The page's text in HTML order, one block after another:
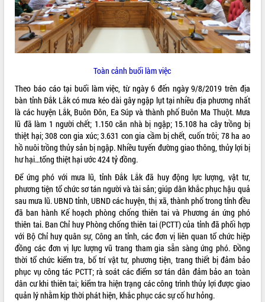
VIDEO
Loading the player...
Khám bệnh, cấp phát thuốc miễn phí
và tặng quà người dân xã Cư Pui
Hội nghị UBND tỉnh Đắk Lắk thường kỳ
tháng 7/2026
Toàn cảnh buổi làm việc
Theo báo cáo tại buổi làm việc, từ ngày 6 đến ngày 9/8/2019 trên địa
bàn tỉnh Đắk Lắk có mưa kéo dài gây ngập lụt tại nhiều địa phương nhất
là các huyện Lắk, Buôn Đôn, Ea Súp và thành phố Buôn Ma Thuột. Mưa
lũ đã làm 1 người chết; 1.150 căn nhà bị ngập; 15.108 ha cây trồng bị
thiệt hại; 308 con gia xúc; 3.631 con gia cầm bị chết, cuốn trôi; 78 ha ao
hồ nuôi trồng thủy sản bị ngập. Nhiều tuyến đường giao thông, thủy lợi bị
hư hại…tổng thiệt hại ước 424 tỷ đồng.
Để ứng phó với mưa lũ, tỉnh Đắk Lắk đã huy động lực lượng, vật tư,
phương tiện tổ chức sơ tán người và tài sản; giúp dân khắc phục hậu quả
sau mưa lũ. UBND tỉnh, UBND các huyện, thị xã, thành phố trong tỉnh đều
đã ban hành Kế hoạch phòng chống thiên tai và Phương án ứng phó
thiên tai. Ban Chỉ huy Phòng chống thiên tai (PCTT) của tỉnh đã phối hợp
với Bộ Chỉ huy quân sự, Công an tỉnh, các đơn vị liên quan tổ chức hiệp
đồng các đơn vị lực lượng vũ trang tham gia sẵn sàng ứng phó. Đồng
thời tổ chức kiểm tra, bố trí vật tư, phương tiện, trang thiết bị đảm bảo
phục vụ công tác PCTT; rà soát các điểm sơ tán dân đảm bảo an toàn
dân cư khi thiên tai; kiểm tra hiện trạng các công trình thủy lợi được giao
quản lý nhằm kịp thời phát hiện, khắc phục các sự cố hư hỏng.